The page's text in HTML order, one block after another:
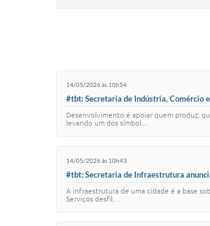
14/05/2026 às 10h54
#tbt: Secretaria de Indústria, Comércio
Desenvolvimento é apoiar quem produz,
levando um dos símbol…
14/05/2026 às 10h43
#tbt: Secretaria de Infraestrutura
A infraestrutura de uma cidade é a base
Serviços desfil…